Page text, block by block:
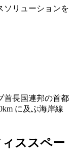
ソリューションを
首長国連邦の首都
に及ぶ海岸線
ススペー